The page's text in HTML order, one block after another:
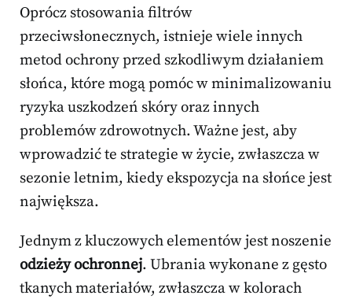
Oprócz stosowania filtrów
przeciwsłonecznych, istnieje wiele innych
metod ochrony przed szkodliwym działaniem
słońca, które mogą pomóc w minimalizowaniu
ryzyka uszkodzeń skóry oraz innych
problemów zdrowotnych. Ważne jest, aby
wprowadzić te strategie w życie, zwłaszcza w
sezonie letnim, kiedy ekspozycja na słońce jest
największa.
Jednym z kluczowych elementów jest noszenie
odzieży ochronnej. Ubrania wykonane z gęsto
tkanych materiałów, zwłaszcza w kolorach